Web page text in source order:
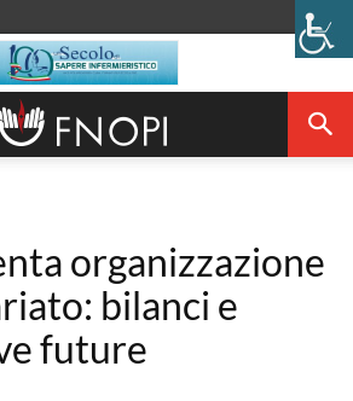
organizzazione
bilanci e
future